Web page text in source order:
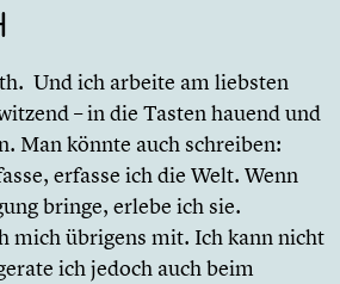
Und ich arbeite am liebsten
– in die Tasten hauend und
Man könnte auch schreiben:
erfasse ich die Welt. Wenn
bringe, erlebe ich sie.
mich übrigens mit. Ich kann nicht
ich jedoch auch beim